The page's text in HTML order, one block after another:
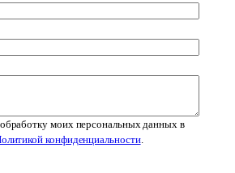
моих персональных данных в
конфиденциальности.